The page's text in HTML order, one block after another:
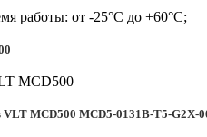
работы: от -25°С до +60°С;
VLT MCD500 MCD5-0131B-T5-G2X-